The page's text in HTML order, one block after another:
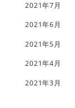
2021年7月
2021年6月
2021年5月
2021年4月
2021年3月